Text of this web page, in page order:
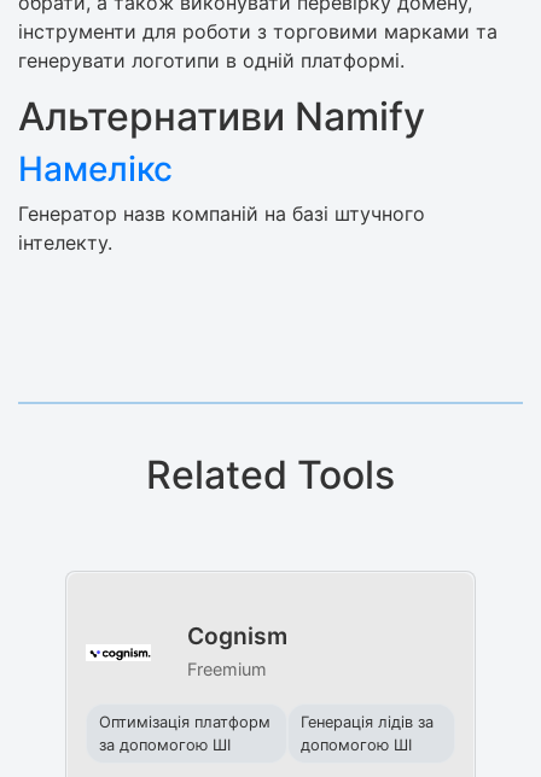
інструменти для роботи з торговими марками та
генерувати логотипи в одній платформі.
Альтернативи Namify
Намелікс
Генератор назв компаній на базі штучного
інтелекту.
Related Tools
Cognism
Freemium
Оптимізація платформ
за допомогою ШІ
Генерація лідів за
допомогою ШІ